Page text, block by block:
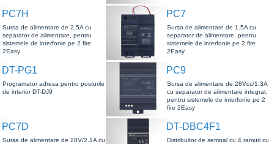
PC7H
Sursa de alimentare de 2.5A cu
separator de alimentare, pentru
sistemele de interfonie pe 2 fire
2Easy
PC7
Sursa de alimentare de 1.5A cu
separator de alimentare, pentru
sistemele de interfonie pe 2 fire
2Easy
DT-PG1
Programator adresa pentru posturile
de interior DT-DJ9
PC9
Sursa de alimentare de 28Vcc/1.3A
cu separator de alimentare integrat,
pentru sistemele de interfonie pe 2
fire 2Easy
PC7D
Sursa de alimentare de 28V/2.1A cu
DT-DBC4F1
Distribuitor de semnal cu 4 ramuri cu